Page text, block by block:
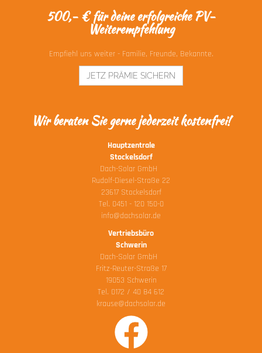
500,- € für deine erfolgreiche PV-
Weiterempfehlung
Empfiehl uns weiter - Familie, Freunde, Bekannte.
JETZ PRÄMIE SICHERN
Wir beraten Sie gerne jederzeit kostenfrei!
Hauptzentrale
Stockelsdorf
Dach-Solar GmbH
Rudolf-Diesel-Straße 22
23617 Stockelsdorf
Tel. 0451 - 120 150-0
info@dachsolar.de
Vertriebsbüro
Schwerin
Dach-Solar GmbH
Fritz-Reuter-Straße 17
19053 Schwerin
Tel. 0172 / 40 84 612
krause@dachsolar.de